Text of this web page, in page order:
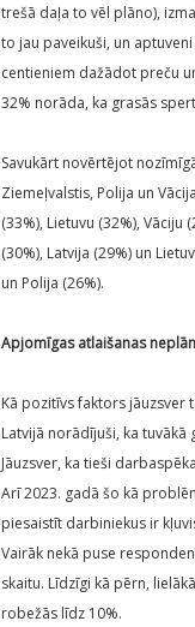
trešā daļa to vēl plāno),
to jau paveikuši, un
centieniem dažādot preču
32% norāda, ka grasās
Savukārt novērtējot
Ziemeļvalstis, Polija un
(33%), Lietuvu (32%),
(30%), Latvija (29%) un
un Polija (26%).
Apjomīgas atlaišanas
Kā pozitīvs faktors jāuzsver
Latvijā norādījuši, ka
Jāuzsver, ka tieši
Arī 2023. gadā šo kā
piesaistīt darbiniekus ir
Vairāk nekā puse
skaitu. Līdzīgi kā pērn,
robežās līdz 10%.